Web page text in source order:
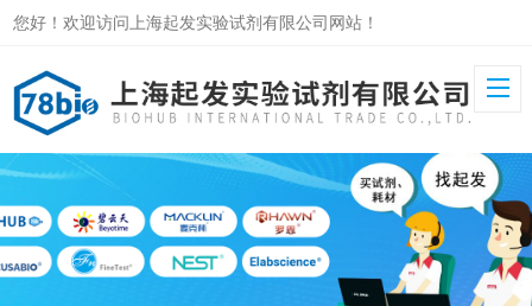
您好！欢迎访问上海起发实验试剂有限公司网站！